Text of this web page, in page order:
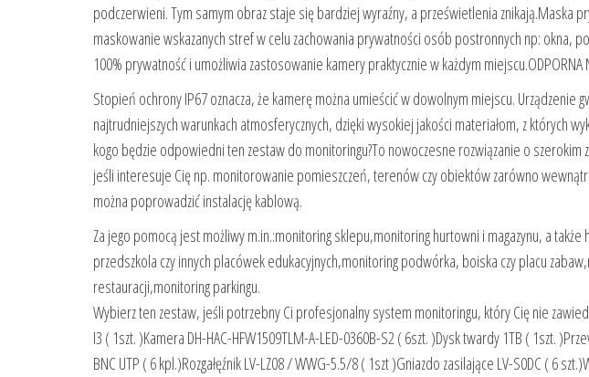
podczerwieni. Tym samym obraz staje się bardziej wyraźny, a prześwietlenia znikają.Maska
maskowanie wskazanych stref w celu zachowania prywatności osób postronnych np: okna,
100% prywatność i umożliwia zastosowanie kamery praktycznie w każdym miejscu.ODPORNA
Stopień ochrony IP67 oznacza, że ​​kamerę można umieścić w dowolnym miejscu. Urządzenie
najtrudniejszych warunkach atmosferycznych, dzięki wysokiej jakości materiałom, z których
kogo będzie odpowiedni ten zestaw do monitoringu?To nowoczesne rozwiązanie o
jeśli interesuje Cię np. monitorowanie pomieszczeń, terenów czy obiektów zarówno
można poprowadzić instalację kablową.
Za jego pomocą jest możliwy m.in.:monitoring sklepu,monitoring hurtowni i magazynu, a
przedszkola czy innych placówek edukacyjnych,monitoring podwórka, boiska czy placu
restauracji,monitoring parkingu.
Wybierz ten zestaw, jeśli potrzebny Ci profesjonalny system monitoringu, który Cię nie
I3 ( 1szt. )Kamera DH-HAC-HFW1509TLM-A-LED-0360B-S2 ( 6szt. )Dysk twardy 1TB ( 1szt.
BNC UTP ( 6 kpl.)Rozgałęźnik LV-LZ08 / WWG-5.5/8 ( 1szt )Gniazdo zasilające LV-S0DC ( 6